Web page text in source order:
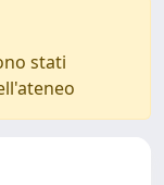
stati